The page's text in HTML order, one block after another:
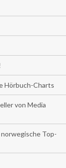
Hörbuch-Charts
von Media
Top-